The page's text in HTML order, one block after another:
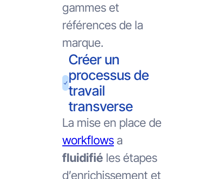
gammes et
références de la
marque.
Créer un
processus de
travail
transverse
La mise en place de
workflows a
fluidifié les étapes
d’enrichissement et